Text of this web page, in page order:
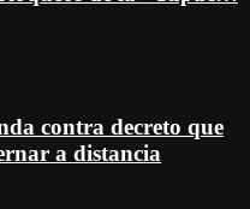
contra decreto que
a distancia